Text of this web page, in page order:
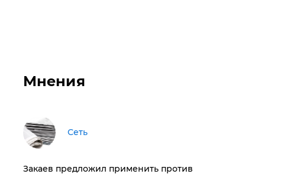
Мнения
Сеть
Закаев предложил применить против